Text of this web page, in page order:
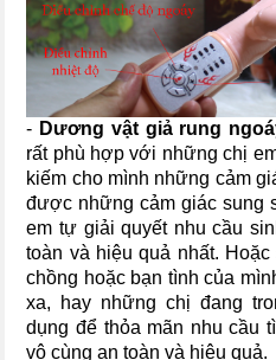
- Dương vật giả rung
rất phù hợp với những chị
kiếm cho mình những cảm
được những cảm giác sung
em tự giải quyết nhu cầu
toàn và hiệu quả nhất.
chồng hoặc bạn tình của
xa, hay những chị đang
dụng để thỏa mãn nhu cầu
vô cùng an toàn và hiệu quả.